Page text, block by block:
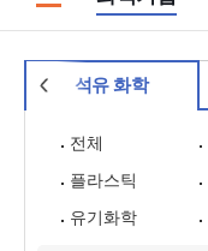
석유 화학
전체
플라스틱
유기화학